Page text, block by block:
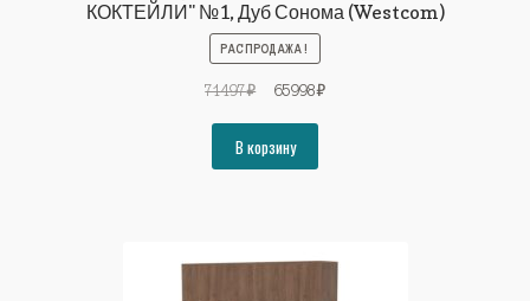
КОКТЕЙЛИ" №1, Дуб Сонома (Westcom)
РАСПРОДАЖА!
71497₽
Первоначальная
составляла
71497₽.
65998₽Текущая
В корзину